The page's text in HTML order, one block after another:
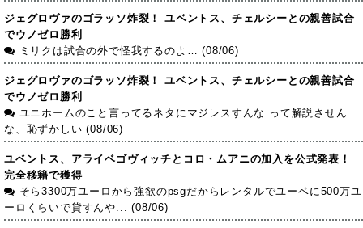
ジェグロヴァのゴラッソ炸裂！ ユベントス、チェルシーとの親善試合
でウノゼロ勝利
ミリクは試合の外で怪我するのよ… (08/06)
ジェグロヴァのゴラッソ炸裂！ ユベントス、チェルシーとの親善試合
でウノゼロ勝利
ユニホームのこと言ってるネタにマジレスすんな って解説させん
な、恥ずかしい (08/06)
ユベントス、アライベゴヴィッチとコロ・ムアニの加入を公式発表！
完全移籍で獲得
そら3300万ユーロから強欲のpsgだからレンタルでユーベに500万ユ
ーロくらいで貸すんや... (08/06)